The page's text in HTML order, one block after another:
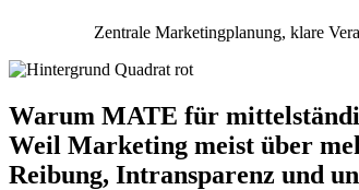
Zentrale Marketingplanung, klare
Warum MATE für
Weil Marketing meist über
Reibung, Intransparenz und